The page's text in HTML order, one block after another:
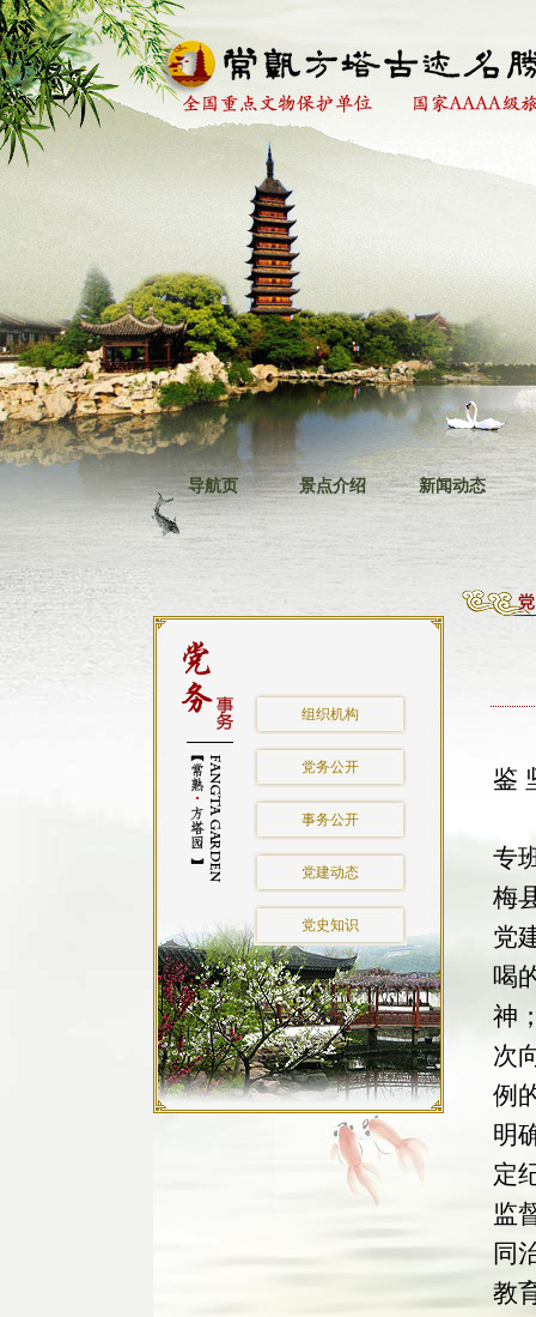
导航页 景点介绍 新闻动态
组织机构
党务公开
事务公开
党建动态
党史知识
鉴
专
梅
党
喝
神
次
例
明
定
监
同
教